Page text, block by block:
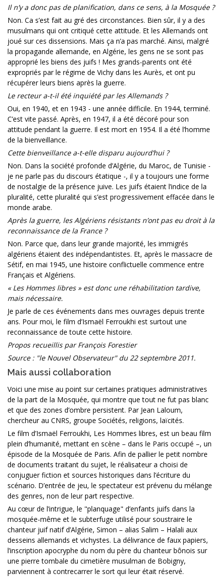
Il n’y a donc pas de planification, dans ce sens, à la Mosquée ?
Non. Ca s’est fait au gré des circonstances. Bien sûr, il y a des
musulmans qui ont critiqué cette attitude. Et les Allemands ont
joué sur ces dissensions. Mais ça n’a pas marché. Ainsi, malgré
la propagande allemande, en Algérie, les gens ne se sont pas
approprié les biens des juifs ! Mes grands-parents ont été
expropriés par le régime de Vichy dans les Aurès, et ont pu
récupérer leurs biens après la guerre.
Le recteur a-t-il été inquiété par les Allemands ?
Oui, en 1940, et en 1943 - une année difficile. En 1944, terminé.
C’est vite passé. Après, en 1947, il a été décoré pour son
attitude pendant la guerre. Il est mort en 1954. Il a été l’homme
de la bienveillance.
Cette bienveillance a-t-elle disparu aujourd’hui ?
Non. Dans la société profonde d’Algérie, du Maroc, de Tunisie -
je ne parle pas du discours étatique -, il y a toujours une forme
de nostalgie de la présence juive. Les juifs étaient l’indice de la
pluralité, cette pluralité qui s’est progressivement effacée dans le
monde arabe.
Après la guerre, les Algériens résistants n’ont pas eu droit à la
reconnaissance de la France ?
Non. Parce que, dans leur grande majorité, les immigrés
algériens étaient des indépendantistes. Et, après le massacre de
Sétif, en mai 1945, une histoire conflictuelle commence entre
Français et Algériens.
« Les Hommes libres » est donc une réhabilitation tardive,
mais nécessaire.
Je parle de ces événements dans mes ouvrages depuis trente
ans. Pour moi, le film d’Ismaël Ferroukhi est surtout une
reconnaissance de toute cette histoire.
Propos recueillis par François Forestier
Source : "le Nouvel Observateur" du 22 septembre 2011.
Mais aussi collaboration
Voici une mise au point sur certaines pratiques administratives
de la part de la Mosquée, qui montre que tout ne fut pas blanc
et que des zones d’ombre persistent. Par Jean Laloum,
chercheur au CNRS, groupe Sociétés, religions, laïcités.
Le film d’Ismaël Ferroukhi, Les Hommes libres, est un beau film
plein d’humanité, mettant en scène – dans le Paris occupé –, un
épisode de la Mosquée de Paris. Afin de pallier le petit nombre
de documents traitant du sujet, le réalisateur a choisi de
conjuguer fiction et sources historiques dans l’écriture du
scénario. D’entrée de jeu, le spectateur est prévenu du mélange
des genres, non de leur part respective.
Au cœur de l’intrigue, le "planquage" d’enfants juifs dans la
mosquée-même et le subterfuge utilisé pour soustraire le
chanteur juif natif d’Algérie, Simon – alias Salim – Halali aux
desseins allemands et vichystes. La délivrance de faux papiers,
l’inscription apocryphe du nom du père du chanteur bônois sur
une pierre tombale du cimetière musulman de Bobigny,
parviennent à contrecarrer le sort qui leur était réservé.